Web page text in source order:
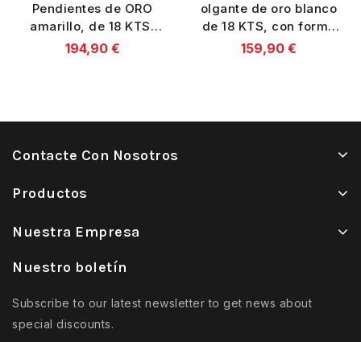
Pendientes de ORO
amarillo, de 18 KTS,
con perla.
194,90 €
olgante de oro blanco
de 18 KTS, con forma
de corazón, con
159,90 €
Contacte Con Nosotros
Productos
Nuestra Empresa
Nuestro boletín
Subscribe to our latest newsletter to get news about
special discounts.